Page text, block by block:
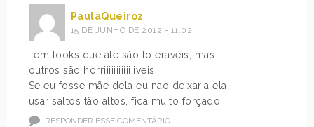
PaulaQueiroz
15 DE JUNHO DE 2012 - 11:02
Tem looks que até são toleraveis, mas
outros são horriiiiiiiiiiiiiveis.
Se eu fosse mãe dela eu nao deixaria ela
usar saltos tão altos, fica muito forçado.
RESPONDER ESSE COMENTÁRIO